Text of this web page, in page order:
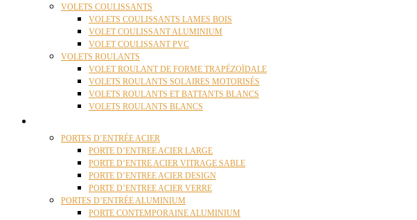
VOLETS COULISSANTS
VOLETS COULISSANTS LAMES BOIS
VOLET COULISSANT ALUMINIUM
VOLET COULISSANT PVC
VOLETS ROULANTS
VOLET ROULANT DE FORME TRAPÉZOÏDALE
VOLETS ROULANTS SOLAIRES MOTORISÉS
VOLETS ROULANTS ET BATTANTS BLANCS
VOLETS ROULANTS BLANCS
PORTES D’ENTRÉE ACIER
PORTE D’ENTREE ACIER LARGE
PORTE D’ENTRE ACIER VITRAGE SABLE
PORTE D’ENTREE ACIER DESIGN
PORTE D’ENTREE ACIER VERRE
PORTES D’ENTRÉE ALUMINIUM
PORTE CONTEMPORAINE ALUMINIUM